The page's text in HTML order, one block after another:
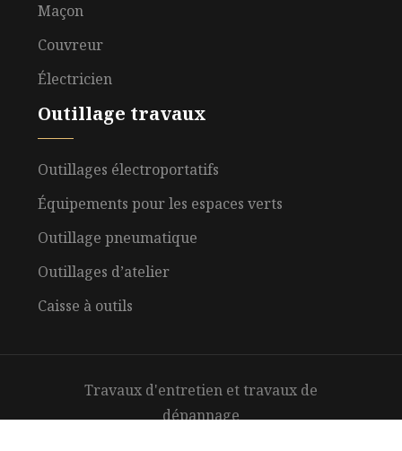
Maçon
Couvreur
Électricien
Outillage travaux
Outillages électroportatifs
Équipements pour les espaces verts
Outillage pneumatique
Outillages d’atelier
Caisse à outils
Travaux d'entretien et travaux de
dépannage